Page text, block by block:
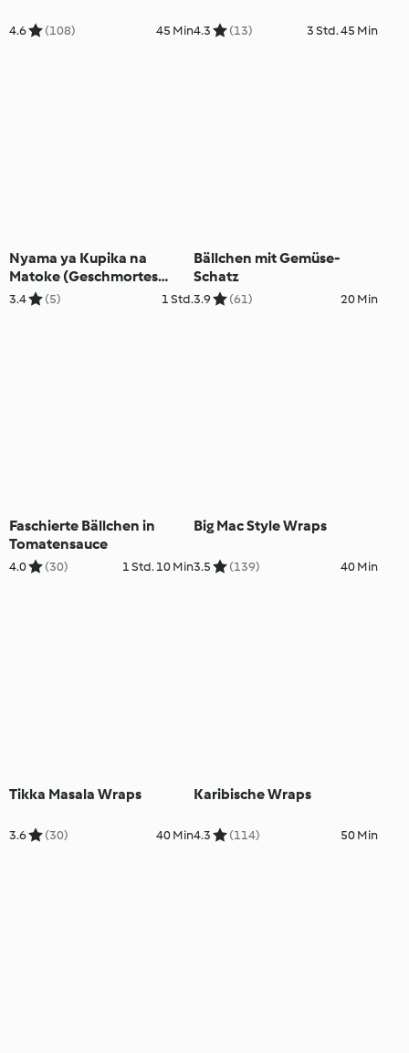
4.6 (108) 45 Min4.3 (13) 3 Std. 45 Min
Nyama ya Kupika na
Matoke (Geschmortes
Rindfleisch mit
3.4 (5) 1 Std.
Bällchen mit Gemüse-
Schatz
3.9 (61) 20 Min
Faschierte Bällchen in
Tomatensauce
4.0 (30) 1 Std. 10 Min
Big Mac Style Wraps
3.5 (139) 40 Min
Tikka Masala Wraps
3.6 (30) 40 Min
Karibische Wraps
4.3 (114) 50 Min